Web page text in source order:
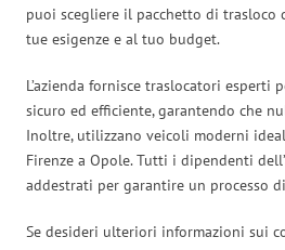
puoi scegliere il pacchetto di trasloco
tue esigenze e al tuo budget.
L’azienda fornisce traslocatori esperti
sicuro ed efficiente, garantendo che
Inoltre, utilizzano veicoli moderni
Firenze a Opole. Tutti i dipendenti
addestrati per garantire un processo
Se desideri ulteriori informazioni sui